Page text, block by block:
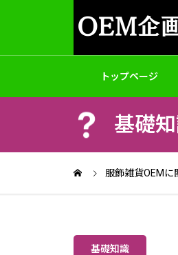
トップページ
アクセサリー バ
基礎
服飾雑貨OEMに
基礎知識